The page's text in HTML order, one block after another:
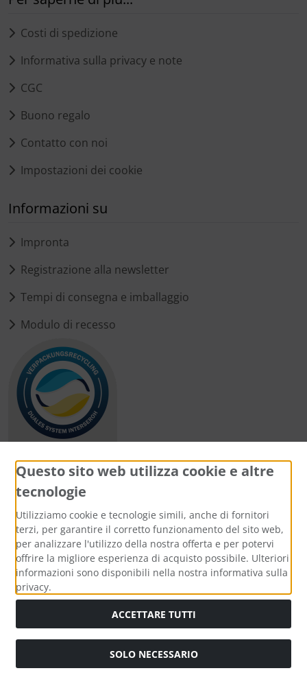
Costi di spedizione
Informativa sulla privacy e note
CGC
Buono regalo
Contatto con noi
Impostazioni dei cookie
Informazioni su
Impronta
Registrazione alla newsletter
Tempi di consegna e imballaggio
Modulo di recesso
Metodi di pagamento
Media sociali
Modulo di recesso
Questo sito web utilizza cookie e altre
tecnologie
Utilizziamo cookie e tecnologie simili, anche di fornitori
terzi, per garantire il corretto funzionamento del sito web,
per analizzare l'utilizzo della nostra offerta e per potervi
offrire la migliore esperienza di acquisto possibile. Ulteriori
informazioni sono disponibili nella nostra informativa sulla
privacy.
ACCETTARE TUTTI
SOLO NECESSARIO